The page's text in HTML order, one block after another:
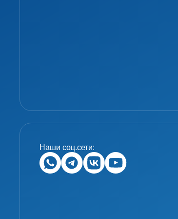
Наши соц.сети: